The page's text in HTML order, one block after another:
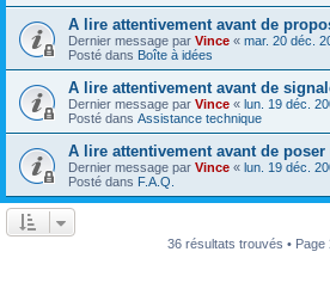
A lire attentivement avant de
Dernier message par Vince « mar. 20 déc.
Posté dans Boîte à idées
A lire attentivement avant de
Dernier message par Vince « lun. 19 déc.
Posté dans Assistance technique
A lire attentivement avant de
Dernier message par Vince « lun. 19 déc.
Posté dans F.A.Q.
36 résultats trouvés • Page